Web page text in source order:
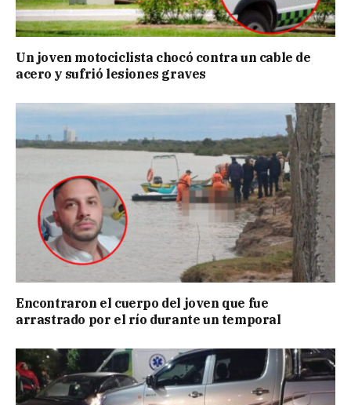
Un joven motociclista chocó contra un cable de
acero y sufrió lesiones graves
Encontraron el cuerpo del joven que fue
arrastrado por el río durante un temporal